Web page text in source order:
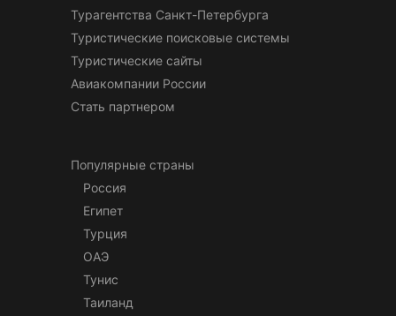
Турагентства Санкт-Петербурга
Туристические поисковые системы
Туристические сайты
Авиакомпании России
Стать партнером
Популярные страны
Россия
Египет
Турция
ОАЭ
Тунис
Таиланд